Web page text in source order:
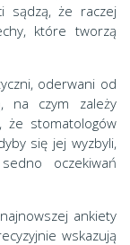
sądzą, że raczej
które tworzą
oderwani od
na czym zależy
że stomatologów
się jej wyzbyli,
oczekiwań
ankiety
wskazują